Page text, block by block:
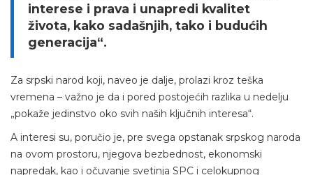
interese i prava i unapredi kvalitet
života, kako sadašnjih, tako i budućih
generacija“.
Za srpski narod koji, naveo je dalje, prolazi kroz teška
vremena – važno je da i pored postojećih razlika u nedelju
„pokaže jedinstvo oko svih naših ključnih interesa“.
A interesi su, poručio je, pre svega opstanak srpskog naroda
na ovom prostoru, njegova bezbednost, ekonomski
napredak, kao i očuvanje svetinja SPC i celokupnog